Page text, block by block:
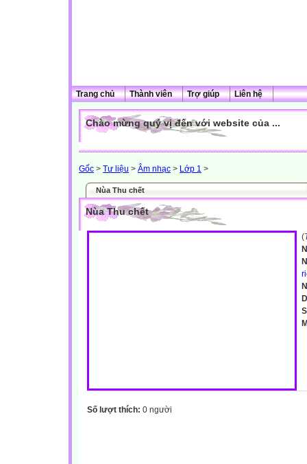
Trang chủ Thành viên Trợ giúp Liên hệ
Chào mừng quý vị đến với website của ...
Gốc > Tư liệu > Âm nhạc > Lớp 1 >
Nùa Thu chết
Nùa Thu chết
(
Số lượt thích: 0 người